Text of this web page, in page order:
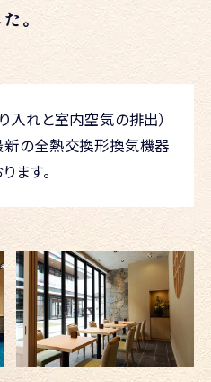
。
入れと室内空気の排出）
新の全熱交換形換気機器
ます。